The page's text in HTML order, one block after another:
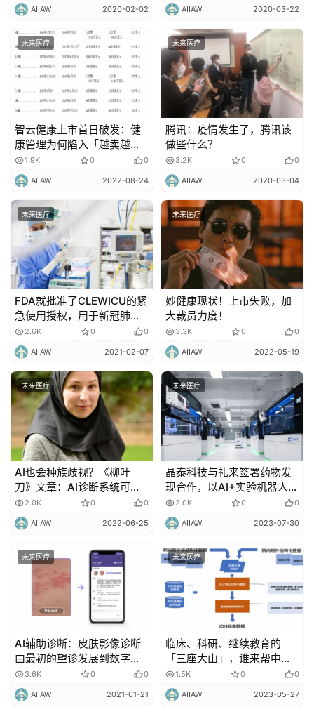
AIIAW 2020-02-02 AIIAW 2020-03-22
未来医疗
智云健康上市首日破发：健
康管理为何陷入「越卖越
亏」的怪圈？
1.9K 0 0
AIIAW 2022-08-24
未来医疗
腾讯：疫情发生了，腾讯该
做些什么？
3.2K 0 0
AIIAW 2020-03-04
未来医疗
FDA就批准了CLEWICU的紧
急使用授权，用于新冠肺炎
的防控！
2.6K 0 0
AIIAW 2021-02-07
未来医疗
妙健康现状！上市失败，加
大裁员力度！
3.3K 0 0
AIIAW 2022-05-19
未来医疗
AI也会种族歧视？《柳叶
刀》文章：AI诊断系统可能
输出带有种族偏见的结果
2.0K 0 0
AIIAW 2022-06-25
未来医疗
晶泰科技与礼来签署药物发
现合作，以AI+实验机器人驱
动首创新药管线研发
2.0K 0 0
AIIAW 2023-07-30
未来医疗
AI辅助诊断：皮肤影像诊断
由最初的望诊发展到数字影
像学技术！
3.6K 0 0
AIIAW 2021-01-21
未来医疗
临床、科研、继续教育的
「三座大山」，谁来帮中国
的一线医生减负？
1.5K 0 0
AIIAW 2023-05-27